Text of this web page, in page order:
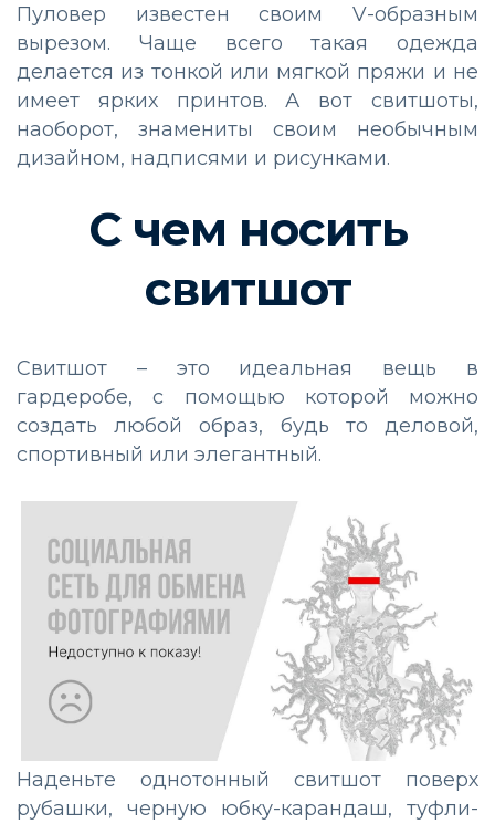
Пуловер известен своим V-образным
вырезом. Чаще всего такая одежда
делается из тонкой или мягкой пряжи и не
имеет ярких принтов. А вот свитшоты,
наоборот, знамениты своим необычным
дизайном, надписями и рисунками.
С чем носить
свитшот
Свитшот – это идеальная вещь в
гардеробе, с помощью которой можно
создать любой образ, будь то деловой,
спортивный или элегантный.
Наденьте однотонный свитшот поверх
рубашки, черную юбку-карандаш, туфли-